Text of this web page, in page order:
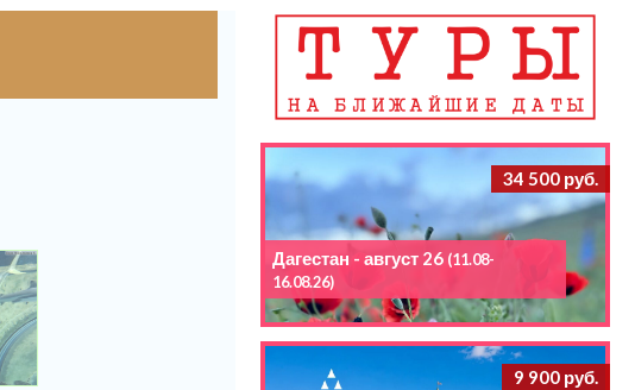
34 500 руб.
Дагестан - август 26 (11.08-
16.08.26)
9 900 руб.